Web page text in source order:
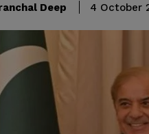
Deep 4 October